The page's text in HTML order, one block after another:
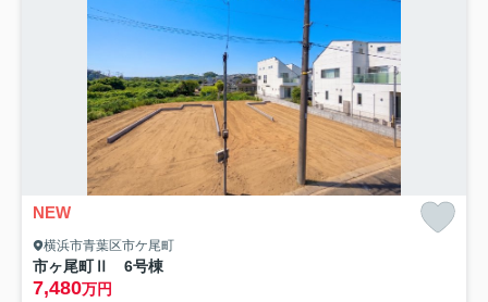
NEW
横浜市青葉区市ケ尾町
市ヶ尾町Ⅱ 6号棟
7,480万円